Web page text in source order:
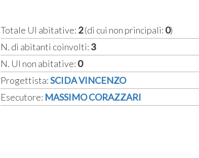
Totale UI abitative: 2(di cui non principali: 0)
N. di abitanti coinvolti: 3
N. UI non abitative: 0
Progettista:SCIDA VINCENZO
Esecutore: MASSIMO CORAZZARI